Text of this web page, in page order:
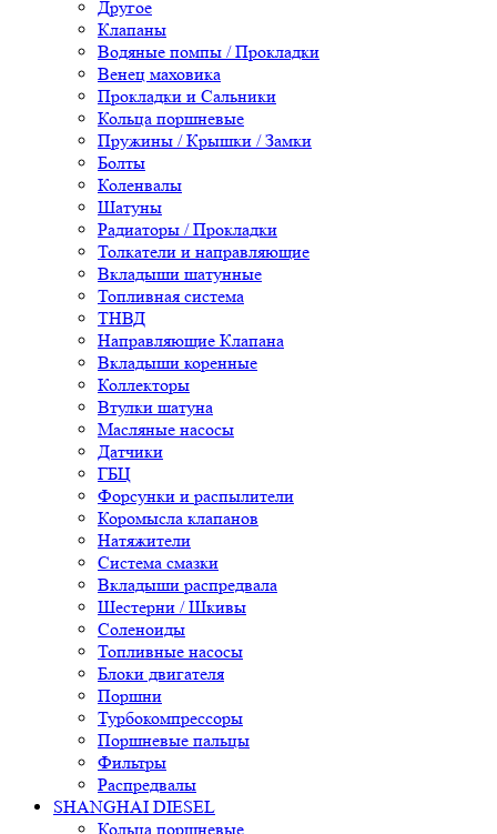
Другое
Клапаны
Водяные помпы / Прокладки
Венец маховика
Прокладки и Сальники
Кольца поршневые
Пружины / Крышки / Замки
Болты
Коленвалы
Шатуны
Радиаторы / Прокладки
Толкатели и направляющие
Вкладыши шатунные
Топливная система
ТНВД
Направляющие Клапана
Вкладыши коренные
Коллекторы
Втулки шатуна
Масляные насосы
Датчики
ГБЦ
Форсунки и распылители
Коромысла клапанов
Натяжители
Система смазки
Вкладыши распредвала
Шестерни / Шкивы
Соленоиды
Топливные насосы
Блоки двигателя
Поршни
Турбокомпрессоры
Поршневые пальцы
Фильтры
Распредвалы
SHANGHAI DIESEL
Кольца поршневые